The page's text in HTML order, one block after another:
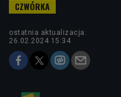
ostatnia aktualizacja:
26.02.2024 15:34